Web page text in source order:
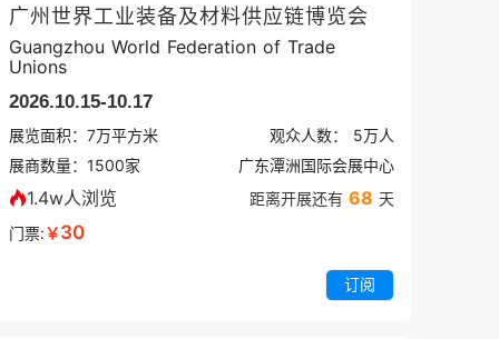
广州世界工业装备及材料供应链博览会
Guangzhou World Federation of Trade
Unions
2026.10.15-10.17
展览面积： 7万平方米 观众人数： 5万人
展商数量： 1500家 广东潭洲国际会展中心
1.4w人浏览 距离开展还有 68 天
门票:￥30
订阅